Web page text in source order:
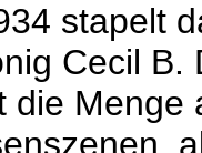
stapelt
Cecil
die